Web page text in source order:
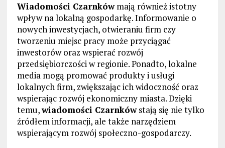
Wiadomości Czarnkówmają również istotny
wpływ na lokalną gospodarkę. Informowanie o
nowych inwestycjach, otwieraniu firm czy
tworzeniu miejsc pracy może przyciągać
inwestorów oraz wspierać rozwój
przedsiębiorczości w regionie. Ponadto, lokalne
media mogą promować produkty i usługi
lokalnych firm, zwiększając ich widoczność oraz
wspierając rozwój ekonomiczny miasta. Dzięki
temu,wiadomości Czarnkówstają się nie tylko
źródłem informacji, ale także narzędziem
wspierającym rozwój społeczno-gospodarczy.